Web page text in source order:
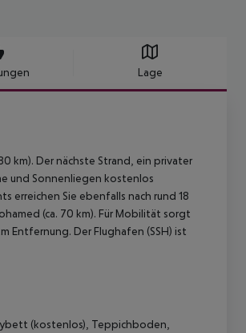
Lage
km). Der nächste Strand, ein privater
und Sonnenliegen kostenlos
erreichen Sie ebenfalls nach rund 18
(ca. 70 km). Für Mobilität sorgt
Entfernung. Der Flughafen (SSH) ist
(kostenlos), Teppichboden,